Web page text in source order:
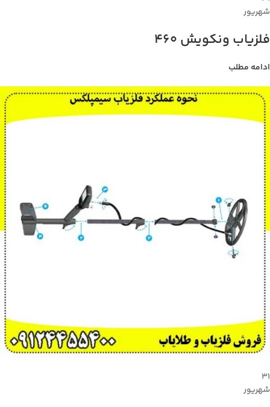
شهریور
فلزیاب ونکویش 460
ادامه مطلب
۳۱
شهریور